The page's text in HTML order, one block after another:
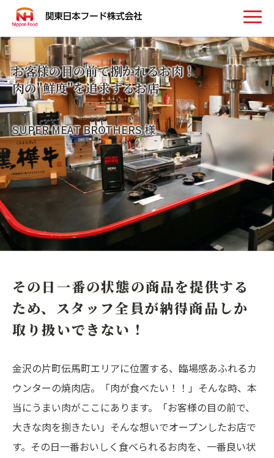
トップ
お知らせ
事業案内
取扱い商品
お客様の目の前で捌かれるお肉！
肉の"鮮度"を追求するお店
SUPER MEAT BROTHERS 様
その日一番の状態の商品を提供する
ため、スタッフ全員が納得商品しか
取り扱いできない！
金沢の片町伝馬町エリアに位置する、臨場感あふれるカ
ウンターの焼肉店。「肉が食べたい！！」そんな時、本
当にうまい肉がここにあります。「お客様の目の前で、
大きな肉を捌きたい」そんな想いでオープンしたお店で
す。その日一番おいしく食べられるお肉を、一番良い状